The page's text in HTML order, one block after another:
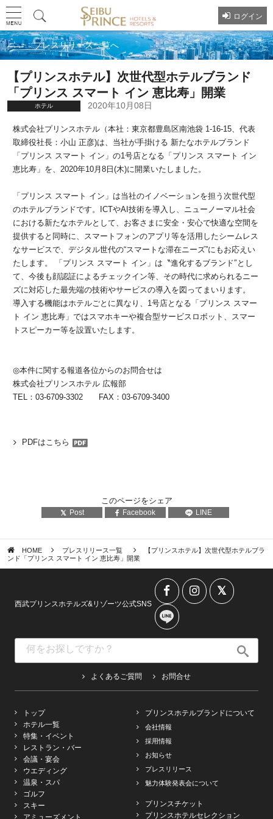
ログイン
プレスリリース一覧へ
【プリンスホテル】次世代型ホテルブランド
「プリンス スマート イン 恵比寿」開業
ホテル 2020年10月08日
株式会社プリンスホテル（本社：東京都豊島区南池袋 1-16-15、代表
取締役社長：小山 正彦)は、当社が手掛ける 新たなホテルブランド
「プリンス スマート イン」の1号店となる「プリンス スマート イン
恵比寿」を、2020年10月8日(木)に開業いたしました。
「プリンス スマート イン」は当社のイノベーションを担う次世代型
のホテルブランドです。ICTやAI技術を導入し、ニューノーマル社会
における新たなホテルとして、お客さまに安全・安心で快適な空間を
提供すると同時に、スマートフォンのアプリ等を活用したシームレス
なサービスで、デジタル世代の“スマートな滞在ニーズ”にもお応えい
たします。 「プリンス スマート イン」は〝進化するブランド″とし
て、今後も顔認証によるチェックイン等、その時代に求められるニー
ズに対応した最先端の技術やサービスの導入を図ってまいります。
導入する機能はホテルごとに異なり、1号店となる「プリンス スマー
ト イン 恵比寿」ではスマホキーや複合型サービスロボット、スマー
トスピーカー等を設置いたします。
◎本件に関する報道各位からのお問合せは
株式会社プリンスホテル 広報部
TEL：03-6709-3302 FAX：03-6709-3400
PDFはこちら
このページをシェア
Post Facebook LINE
HOME プレスリリース一覧
【プリンスホテル】次世代型ホテルブラ
ンド「プリンス スマート イン 恵比寿」開業
西武プリンスホテルズ&リゾーツ公式SNS
よくあるご質問 お問合せ
トップ
ホテル一覧
特集・イベント
レストラン・バー
会議・宴会
ウエディング
温泉・スパ
ゴルフ
スキー
アミューズメント
プリンスホテルブランドについて
会社情報
採用情報
お知らせ
プレスリリース
魅力体験発表会について
プリンスチケット
プリンスホテルセレクション